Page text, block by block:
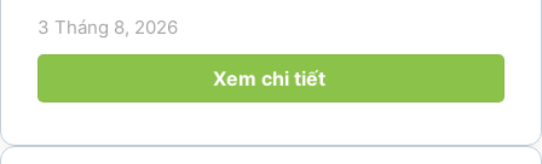
hoạch khám phá vùng đất thiên nhiên nổi tiếng
làng yên bình, thác...
3 Tháng 8, 2026
Xem chi tiết